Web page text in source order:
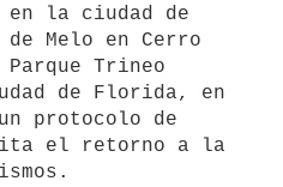
en la ciudad de
de Melo en Cerro
Parque Trineo
de Florida, en
protocolo de
el retorno a la